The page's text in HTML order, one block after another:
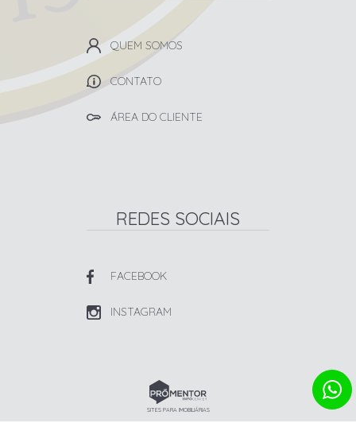
QUEM SOMOS
CONTATO
ÁREA DO CLIENTE
REDES SOCIAIS
FACEBOOK
INSTAGRAM
SITES PARA IMOBILIÁRIAS